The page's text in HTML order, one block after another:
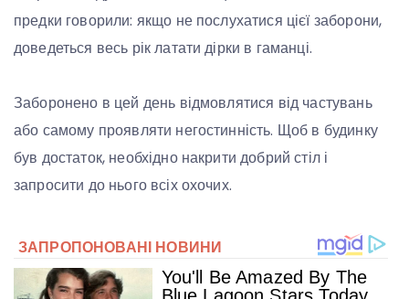
предки говорили: якщо не послухатися цієї заборони,
доведеться весь рік латати дірки в гаманці.
Заборонено в цей день відмовлятися від частувань
або самому проявляти негостинність. Щоб в будинку
був достаток, необхідно накрити добрий стіл і
запросити до нього всіх охочих.